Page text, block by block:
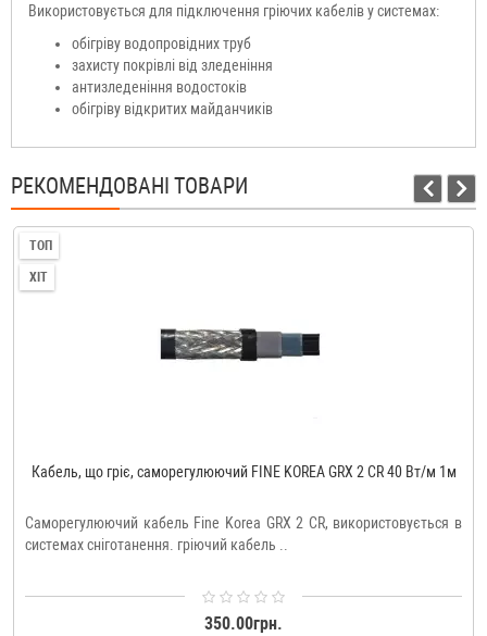
Використовується для підключення гріючих кабелів у системах:
обігріву водопровідних труб
захисту покрівлі від зледеніння
антизледеніння водостоків
обігріву відкритих майданчиків
РЕКОМЕНДОВАНІ ТОВАРИ
ТОП
ХІТ
Кабель, що гріє, саморегулюючий FINE KOREA GRX 2 CR 40 Вт/м 1м
Саморегулюючий кабель Fine Korea GRX 2 CR, використовується в
системах сніготанення. гріючий кабель ..
350.00грн.